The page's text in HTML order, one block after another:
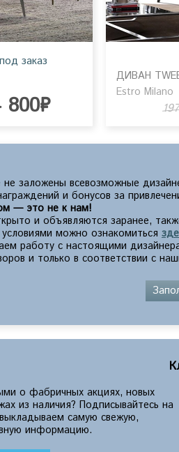
под заказ
800₽
ДИВАН
Estro Milano
заложены всевозможные
и бонусов за
— это не к нам!
и объявляются заранее,
можно ознакомиться
работу с настоящими
и только в соответствии с
о фабричных акциях, новых
из наличия? Подписывайтесь на
самую свежую,
информацию.